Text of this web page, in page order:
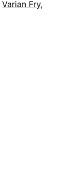
Varian Fry,